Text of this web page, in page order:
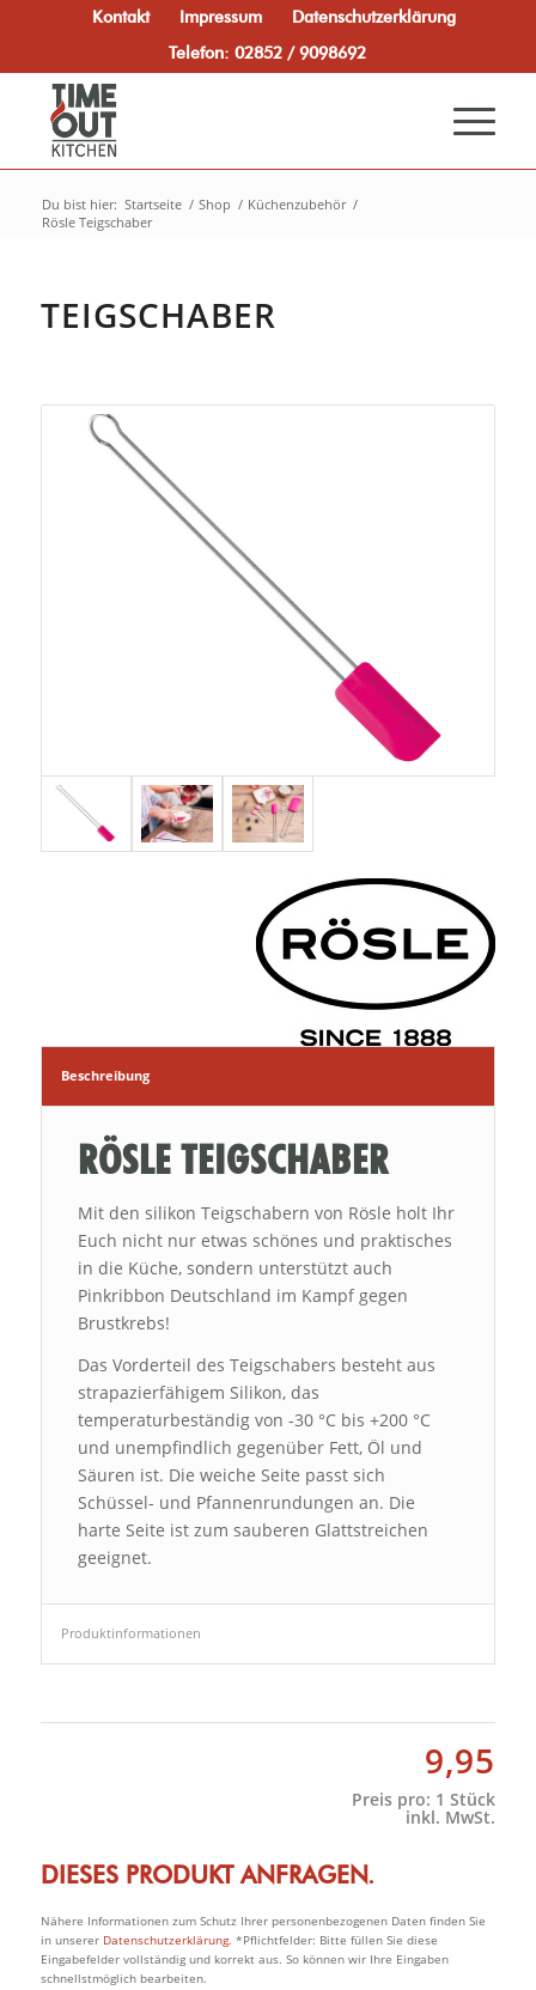
Kontakt Impressum
Datenschutzerklärung
Telefon: 02852 / 9098692
Du bist hier: Startseite / Shop / Küchenzubehör /
Rösle Teigschaber
TEIGSCHABER
Beschreibung
RÖSLE TEIGSCHABER
Mit den silikon Teigschabern von Rösle holt Ihr
Euch nicht nur etwas schönes und praktisches
in die Küche, sondern unterstützt auch
Pinkribbon Deutschland im Kampf gegen
Brustkrebs!
Das Vorderteil des Teigschabers besteht aus
strapazierfähigem Silikon, das
temperaturbeständig von -30 °C bis +200 °C
und unempfindlich gegenüber Fett, Öl und
Säuren ist. Die weiche Seite passt sich
Schüssel- und Pfannenrundungen an. Die
harte Seite ist zum sauberen Glattstreichen
geeignet.
Produktinformationen
9,95
Preis pro: 1 Stück
inkl. MwSt.
DIESES PRODUKT ANFRAGEN.
Nähere Informationen zum Schutz Ihrer personenbezogenen Daten finden Sie
in unserer Datenschutzerklärung. *Pflichtfelder: Bitte füllen Sie diese
Eingabefelder vollständig und korrekt aus. So können wir Ihre Eingaben
schnellstmöglich bearbeiten.